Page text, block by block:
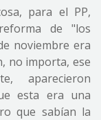
para el PP,
de "los
noviembre era
no importa, ese
aparecieron
esta era una
que sabían la